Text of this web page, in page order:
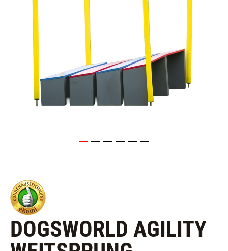
DOGSWORLD AGILITY